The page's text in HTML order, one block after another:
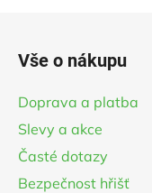
Vše o nákupu
Doprava a platba
Slevy a akce
Časté dotazy
Bezpečnost hřišť